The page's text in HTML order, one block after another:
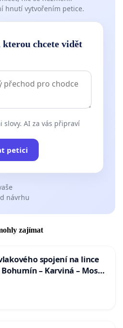
hnutí vytvořením petice.
kterou chcete vidět
slovy. AI za vás připraví
petici
návrhu
zajímat
spojení na lince
– Karviná – Mosty